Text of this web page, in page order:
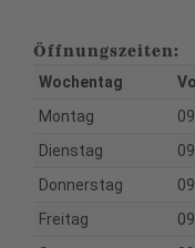
Öffnungszeiten:
Wochentag
Montag
Dienstag
Donnerstag
Freitag